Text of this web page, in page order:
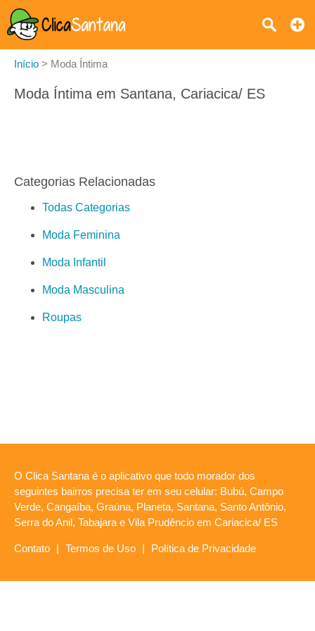
Início > Moda Íntima
Moda Íntima em Santana, Cariacica/ ES
Categorias Relacionadas
Todas Categorias
Moda Feminina
Moda Infantil
Moda Masculina
Roupas
O Clica Santana é o aplicativo que todo morador dos
seguintes bairros precisa ter em seu celular: Bubú, Campo
Verde, Cangaíba, Graúna, Planeta, Santana, Santo Antônio,
Serra do Anil, Tabajara e Vila Prudêncio em Cariacica/ ES
Contato | Termos de Uso | Política de Privacidade